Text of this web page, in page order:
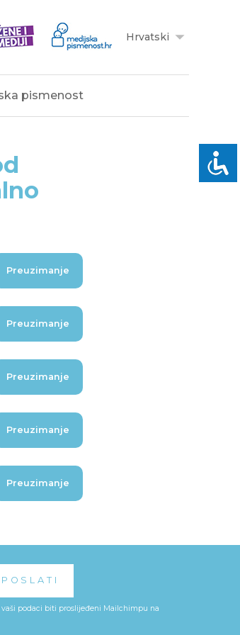
Hrvatski
pismenost
Preuzimanje
Preuzimanje
Preuzimanje
Preuzimanje
Preuzimanje
podaci biti proslijeđeni Mailchimpu na